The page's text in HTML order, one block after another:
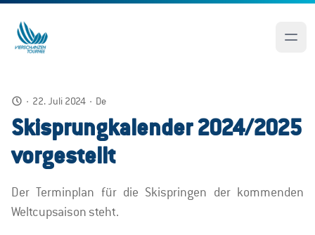
· 22. Juli 2024 · De
Skisprungkalender 2024/2025
vorgestellt
Der Terminplan für die Skispringen der kommenden
Weltcupsaison steht.